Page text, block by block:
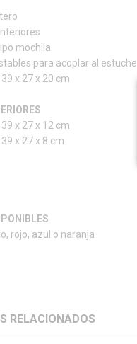
mochila
para acoplar al estuche
x 27 x 20 cm
39 x 27 x 12 cm
39 x 27 x 8 cm
rojo, azul o naranja
RELACIONADOS